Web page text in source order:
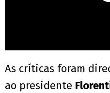
As críticas foram
ao presidente